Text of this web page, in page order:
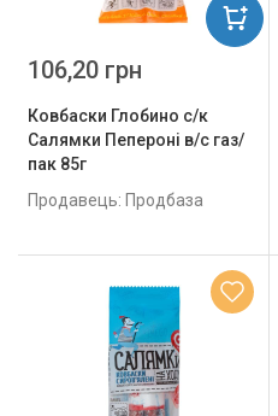
Ковбаски Глобино с/к
Салямки Пепероні в/с газ/
пак 85г
Продавець: Продбаза
106,20 грн